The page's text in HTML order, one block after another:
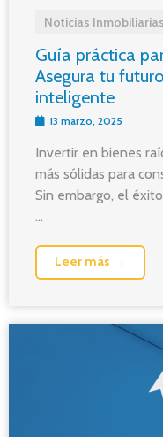
Noticias Inmobiliarias
Guía práctica
Asegura tu
inteligente
13 marzo, 2025
Invertir en bienes
más sólidas para
Sin embargo, el
...
Leer más →